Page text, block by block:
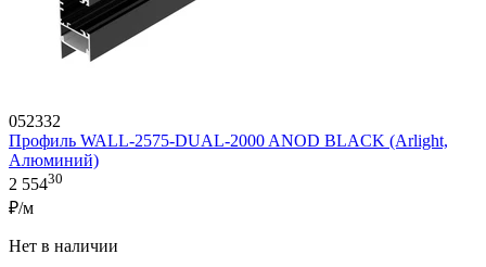
052332
Профиль WALL-2575-DUAL-2000 ANOD BLACK (Arlight,
Алюминий)
2 55430
₽/м
Нет в наличии